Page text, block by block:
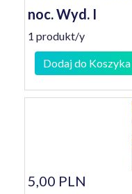
noc. Wyd. I
1 produkt/y
Dodaj do Koszyka
5,00 PLN